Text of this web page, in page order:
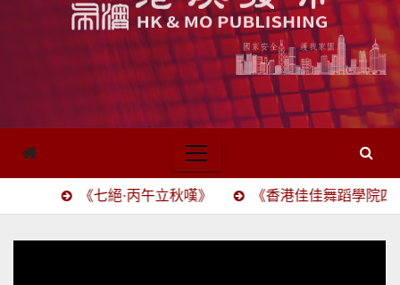
《七絕·丙午立秋嘆》 《香港佳佳舞蹈學院四十五載頌